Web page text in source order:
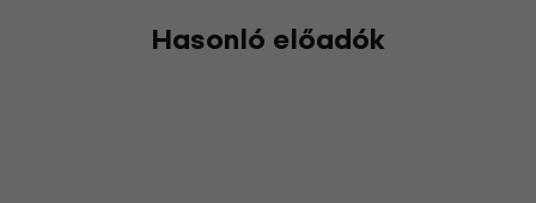
Hasonló előadók